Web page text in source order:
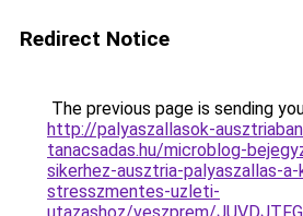
Redirect Notice
The previous page is sending
http://palyaszallasok-
tanacsadas.hu/microblog-
sikerhez-ausztria-palyaszallas-
stresszmentes-uzleti-